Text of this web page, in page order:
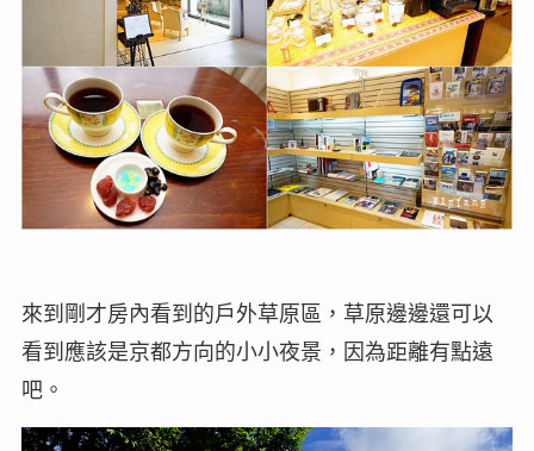
來到剛才房內看到的戶外草原區，草原邊邊還可以
看到應該是京都方向的小小夜景，因為距離有點遠
吧。